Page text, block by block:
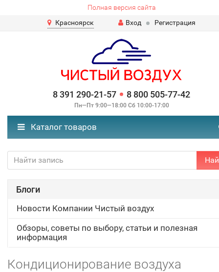
Полная версия сайта
Красноярск
Вход Регистрация
8 391 290-21-57 8 800 505-77-42
Пн—Пт 9:00—18:00 Сб 10:00-17:00
Каталог товаров
Блоги
Новости Компании Чистый воздух
Обзоры, советы по выбору, статьи и полезная
информация
Кондиционирование воздуха